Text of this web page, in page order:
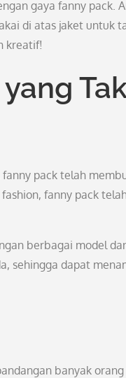
gaya fanny pack.
di atas jaket untuk
kreatif!
yang
pack telah
fanny pack
berbagai model
sehingga dapat
banyak